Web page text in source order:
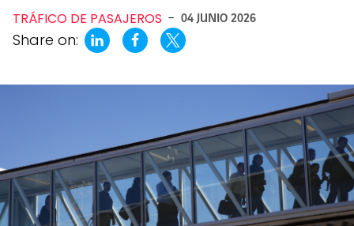
TRÁFICO DE PASAJEROS - 04 JUNIO 2026
Share on: